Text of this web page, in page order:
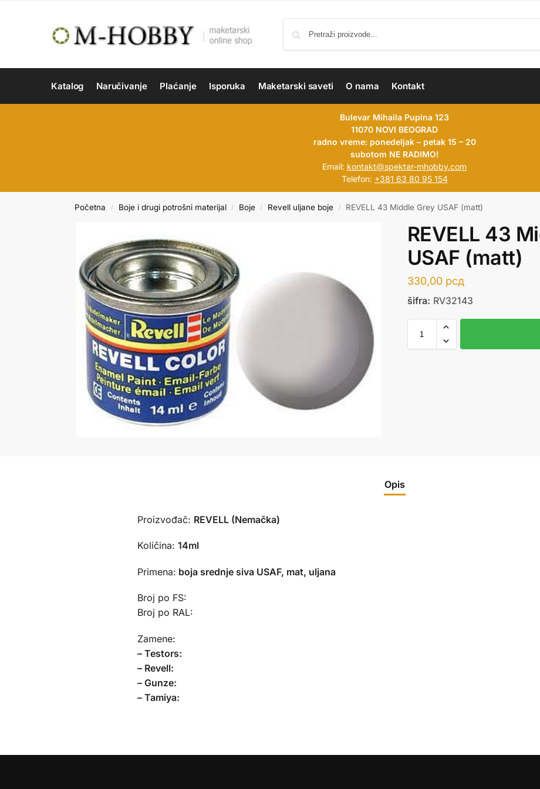
Katalog Naručivanje Plaćanje Isporuka Maketarski saveti O nama Kontakt
Bulevar Mihaila Pupina 123
11070 NOVI BEOGRAD
radno vreme: ponedeljak – petak 15 – 20
subotom NE RADIMO!
Email: kontakt@spektar-mhobby.com
Telefon: +381 63 80 95 154
Početna / Boje i drugi potrošni materijal / Boje / Revell uljane boje / REVELL 43 Middle Grey USAF (matt)
REVELL 43
USAF (matt)
330,00 рсд
šifra: RV32143
Opis
Proizvođač: REVELL (Nemačka)
Količina: 14ml
Primena: boja srednje siva USAF, mat, uljana
Broj po FS:
Broj po RAL:
Zamene:
– Testors:
– Revell:
– Gunze:
– Tamiya: